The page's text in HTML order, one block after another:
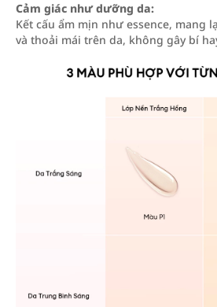
Cảm giác như dưỡng da:
Kết cấu ẩm mịn như essence, mang
và thoải mái trên da, không gây bí